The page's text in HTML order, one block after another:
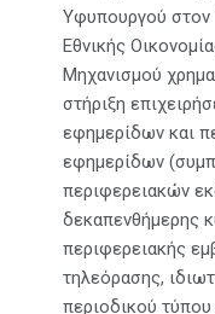
Υφυπουργού
Εθνικής
Μηχανισμού
στήριξη
εφημερίδων και
εφημερίδων
περιφερειακών
δεκαπενθήμερης
περιφερειακής
τηλεόρασης,
περιοδικού